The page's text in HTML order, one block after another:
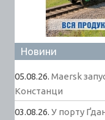
Новини
05.08.26. Maersk
Констанци
03.08.26. У порту